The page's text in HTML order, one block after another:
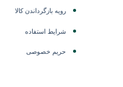
رویه بازگرداندن کالا
شرایط استفاده
حریم خصوصی